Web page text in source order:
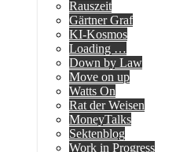
Rauszeit
Gärtner Graf
KI-Kosmos
Loading …
Down by Law
Move on up
Watts On
Rat der Weisen
MoneyTalks
Sektenblog
Work in Progress